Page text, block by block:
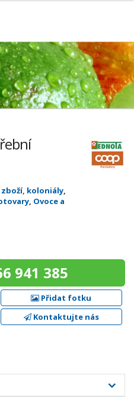
zboží, koloniály,
, Ovoce a
941 385
Přidat fotku
Kontaktujte nás